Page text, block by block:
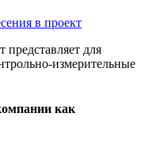
для
измерительные
как